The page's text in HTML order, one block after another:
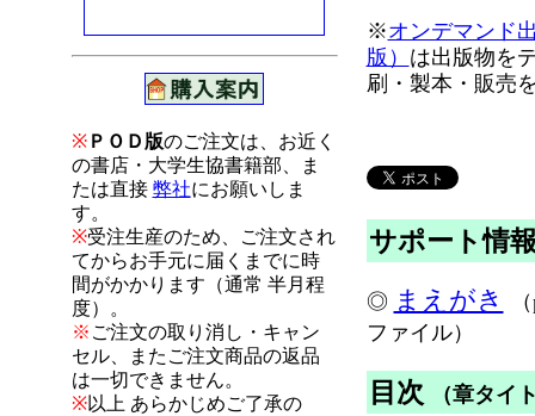
※ＰＯＤ版のご注文は、お近く
の書店・大学生協書籍部、ま
たは直接 弊社にお願いしま
す。
※受注生産のため、ご注文され
てからお手元に届くまでに時
間がかかります（通常 半月程
度）。
※ ご注文の取り消し・キャン
セル、またご注文商品の返品
は一切できません。
※以上 あらかじめご了承の
※オンデマンド
版） は出版物を
刷・製本・販売
サポート情
◎ まえがき
ファイル）
目次 （章タイ